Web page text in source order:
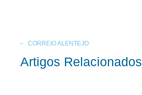
CORREIO ALENTEJO
Artigos Relacionados